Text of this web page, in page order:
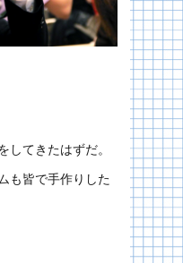
してきたはずだ。
も皆で手作りした